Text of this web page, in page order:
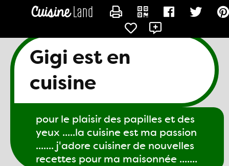
Gigi est en
cuisine
pour le plaisir des papilles et des
yeux .....la cuisine est ma passion
....... j'adore cuisiner de nouvelles
recettes pour ma maisonnée .......
CONTACTER GIGI61